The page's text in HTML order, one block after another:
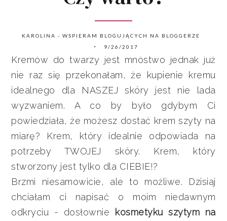
KAROLINA - WSPIERAM BLOGUJĄCYCH NA BLOGGERZE
9/26/2017
Kremów do twarzy jest mnóstwo jednak już
nie raz się przekonałam, że kupienie kremu
idealnego dla NASZEJ skóry jest nie lada
wyzwaniem. A co by było gdybym Ci
powiedziała, że możesz dostać krem szyty na
miarę? Krem, który idealnie odpowiada na
potrzeby TWOJEJ skóry. Krem, który
stworzony jest tylko dla CIEBIE!?
Brzmi niesamowicie, ale to możliwe. Dzisiaj
chciałam ci napisać o moim niedawnym
odkryciu - dosłownie kosmetyku szytym na